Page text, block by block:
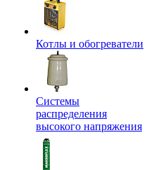
Котлы и обогреватели
Системы
распределения
высокого напряжения